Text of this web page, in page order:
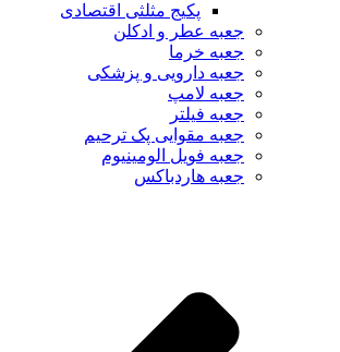
پکیج مثلثی اقتصادی
جعبه عطر و ادکلن
جعبه خرما
جعبه دارویی و پزشکی
جعبه لامپ
جعبه فیلتر
جعبه مقوایی پک ترحیم
جعبه فویل الومینیوم
جعبه هاردباکس